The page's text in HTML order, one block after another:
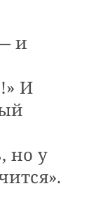
и
И
но у